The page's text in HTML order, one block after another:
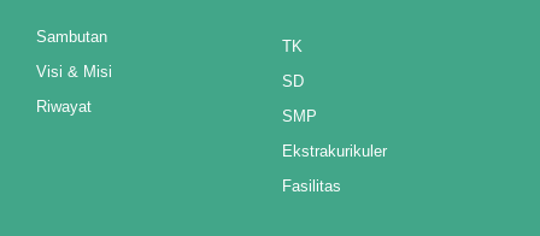
Sambutan
Visi & Misi
Riwayat
TK
SD
SMP
Ekstrakurikuler
Fasilitas